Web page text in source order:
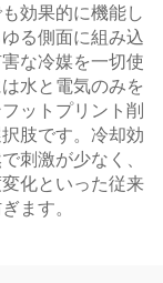
効果的に機能し
る側面に組み込
な冷媒を一切使
水と電気のみを
ットプリント削
肢です。冷却効
刺激が少なく、
化といった従来
ます。